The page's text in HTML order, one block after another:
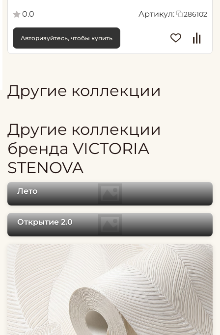
0.0
Артикул: 286102
Авторизуйтесь, чтобы купить
Другие коллекции
Другие коллекции
бренда VICTORIA
STENOVA
Лето
Открытие 2.0